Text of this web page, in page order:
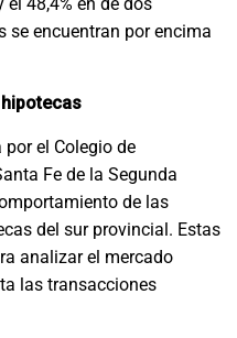
se encuentran por encima
el Colegio de
Fe de la Segunda
de las
del sur provincial. Estas
analizar el mercado
las transacciones